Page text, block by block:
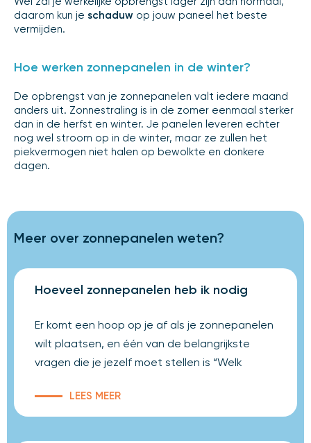
daarom kun je schaduw op jouw paneel het beste
vermijden.
Hoe werken zonnepanelen in de winter?
De opbrengst van je zonnepanelen valt iedere maand
anders uit. Zonnestraling is in de zomer eenmaal sterker
dan in de herfst en winter. Je panelen leveren echter
nog wel stroom op in de winter, maar ze zullen het
piekvermogen niet halen op bewolkte en donkere
dagen.
Meer over zonnepanelen weten?
Hoeveel zonnepanelen heb ik nodig
Er komt een hoop op je af als je zonnepanelen
wilt plaatsen, en één van de belangrijkste
vragen die je jezelf moet stellen is “Welk
LEES MEER